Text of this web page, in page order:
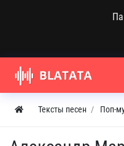
Тексты песен Поп-